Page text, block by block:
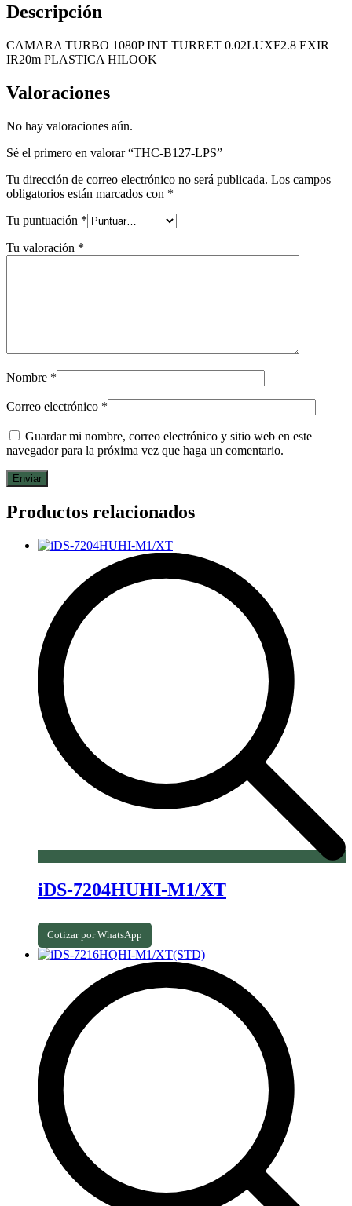
Descripción
CAMARA TURBO 1080P INT TURRET 0.02LUXF2.8 EXIR
IR20m PLASTICA HILOOK
Valoraciones
No hay valoraciones aún.
Sé el primero en valorar “THC-B127-LPS”
Tu dirección de correo electrónico no será publicada. Los campos
obligatorios están marcados con *
Tu puntuación *
Tu valoración *
Nombre *
Correo electrónico *
Guardar mi nombre, correo electrónico y sitio web en este
navegador para la próxima vez que haga un comentario.
Productos relacionados
iDS-7204HUHI-M1/XT
Cotizar por WhatsApp